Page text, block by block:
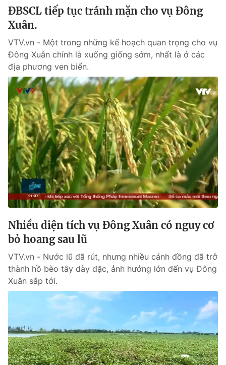
ĐBSCL tiếp tục tránh mặn cho vụ Đông
Xuân.
VTV.vn - Một trong những kế hoạch quan trọng cho vụ
Đông Xuân chính là xuống giống sớm, nhất là ở các
địa phương ven biển.
Nhiều diện tích vụ Đông Xuân có nguy cơ
bỏ hoang sau lũ
VTV.vn - Nước lũ đã rút, nhưng nhiều cánh đồng đã trở
thành hồ bèo tây dày đặc, ảnh hưởng lớn đến vụ Đông
Xuân sắp tới.